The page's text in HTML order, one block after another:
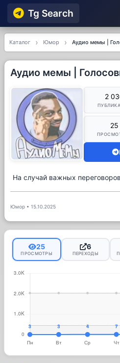
Tg Searсh
Каталог Юмор Аудио мемы |
Аудио мемы |
2
25
На случай важных переговоров
Юмор • 15.10.2025
25
ПРОСМОТРЫ
6
ПЕРЕХОДЫ